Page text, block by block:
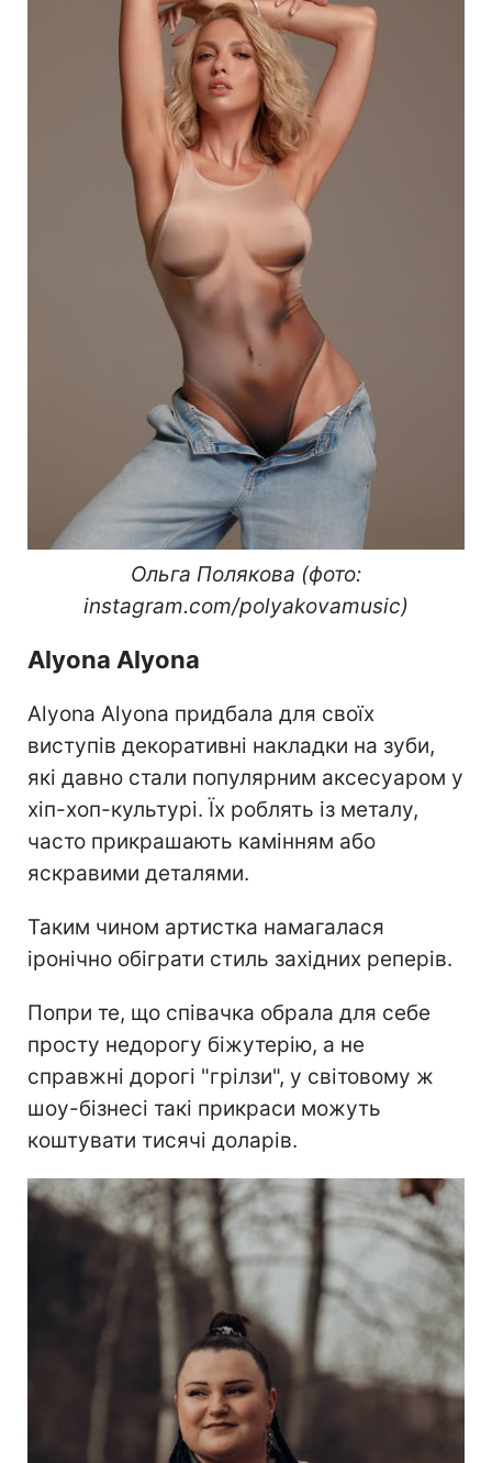
Ольга Полякова (фото:
instagram.com/polyakovamusic)
Alyona Alyona
Alyona Alyona придбала для своїх
виступів декоративні накладки на зуби,
які давно стали популярним аксесуаром у
хіп-хоп-культурі. Їх роблять із металу,
часто прикрашають камінням або
яскравими деталями.
Таким чином артистка намагалася
іронічно обіграти стиль західних реперів.
Попри те, що співачка обрала для себе
просту недорогу біжутерію, а не
справжні дорогі "грілзи", у світовому ж
шоу-бізнесі такі прикраси можуть
коштувати тисячі доларів.